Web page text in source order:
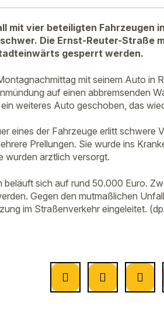
mit vier beteiligten Fahrzeugen
Die Ernst-Reuter-Straße
gesperrt werden.
mit seinem Auto in
auf einen abbremsenden
weiteres Auto geschoben, das
eines der Fahrzeuge erlitt schwere
Prellungen. Sie wurde ins
wurden ärztlich versorgt.
beläuft sich auf rund 50.000 Euro.
Gegen den mutmaßlichen
im Straßenverkehr eingeleitet.